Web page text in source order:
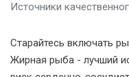
Источники
Старайтесь включать
Жирная рыба - лучший